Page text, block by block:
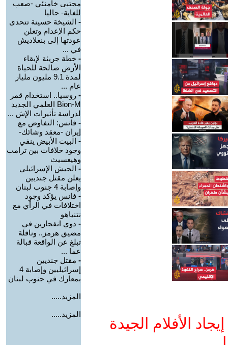
الأفلام الجيدة
مجتبى خامنئي -صعب
للغاية- حاليا
- الشيخة حسينة تتحدى
حكم الإعدام وتعلن
عودتها إلى بنغلاديش
في ...
- خطة جريئة لإبقاء
الأرض صالحة للحياة
لمدة 9.1 مليون مليار
عام ...
- روسيا.. استخدام قمر
Bion-M العلمي الجديد
لدراسة تأثيرات الإش ...
- فانس: التفاوض مع
إيران -معقد وشائك-
- البيت الأبيض ينفي
وجود خلافات بين ترامب
وهيغسيث
- الجيش الإسرائيلي
يعلن مقتل جنديين
وإصابة 4 جنوب لبنان
- فانس يؤكد وجود
اختلافات في الرأي مع
نتنياهو
- دوي انفجارين في
مضيق هرمز.. وناقلة
تبلغ عن الواقعة قبالة
عما ...
- مقتل جنديين
إسرائيليين وإصابة 4
بمعارك في جنوب لبنان
المزيد.....
المزيد.....